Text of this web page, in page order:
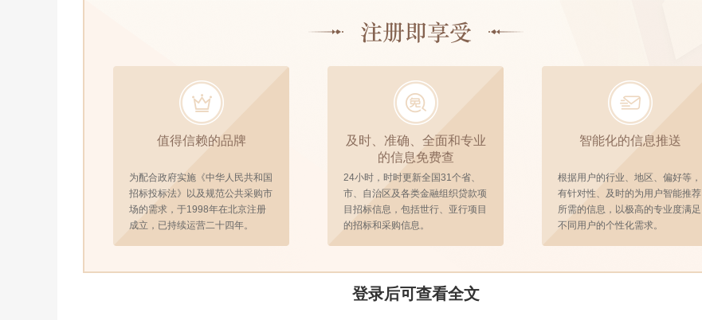
值得信赖的品牌
为配合政府实施《中华人民共和国
招标投标法》以及规范公共采购市
场的需求，于1998年在北京注册
成立，已持续运营二十四年。
及时、准确、全面和专业
的信息免费查
24小时，时时更新全国31个省、
市、自治区及各类金融组织贷款项
目招标信息，包括世行、亚行项目
的招标和采购信息。
智能化的信息推送
根据用户的行业、地区、偏好等，
有针对性、及时的为用户智能推荐
所需的信息，以极高的专业度满足
不同用户的个性化需求。
登录后可查看全文